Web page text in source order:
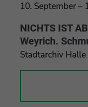
10. September –
NICHTS IST
Weyrich.
Stadtarchiv Halle